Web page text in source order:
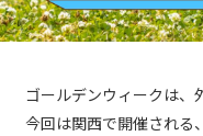
ゴールデンウィークは、
今回は関西で開催される